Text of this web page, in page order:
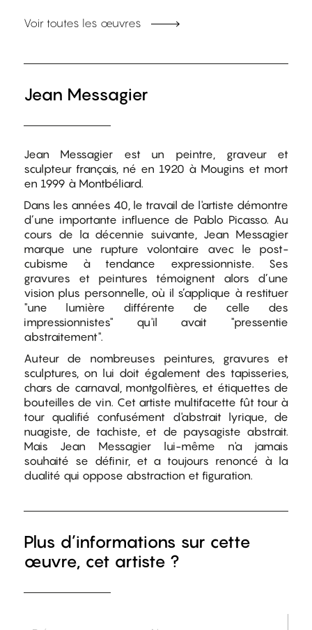
Voir toutes les œuvres
Jean Messagier
Jean Messagier est un peintre, graveur et
sculpteur français, né en 1920 à Mougins et mort
en 1999 à Montbéliard.
Dans les années 40, le travail de l'artiste démontre
d’une importante influence de Pablo Picasso. Au
cours de la décennie suivante, Jean Messagier
marque une rupture volontaire avec le post-
cubisme à tendance expressionniste. Ses
gravures et peintures témoignent alors d’une
vision plus personnelle, où il s’applique à restituer
"une lumière différente de celle des
impressionnistes" qu'il avait "pressentie
abstraitement".
Auteur de nombreuses peintures, gravures et
sculptures, on lui doit également des tapisseries,
chars de carnaval, montgolfières, et étiquettes de
bouteilles de vin. Cet artiste multifacette fût tour à
tour qualifié confusément d'abstrait lyrique, de
nuagiste, de tachiste, et de paysagiste abstrait.
Mais Jean Messagier lui-même n'a jamais
souhaité se définir, et a toujours renoncé à la
dualité qui oppose abstraction et figuration.
Plus d’informations sur cette
œuvre, cet artiste ?